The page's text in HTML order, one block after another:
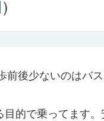
前後少ないのはバ
的で乗ってます。